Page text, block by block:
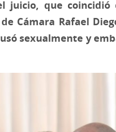
juicio, que
Cámara Rafael
sexualmente y